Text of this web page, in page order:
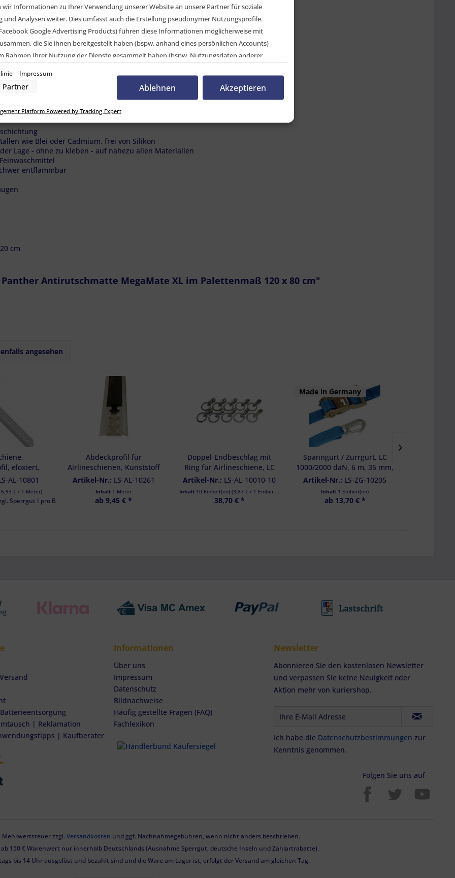
0,81 bis 1,49µ
wie Blei oder Cadmium, frei von Silikon
Lage - ohne zu kleben - auf nahezu allen Materialien
entflammbar
cm
Antirutschmatte MegaMate XL im Palettenmaß 120 x 80 cm"
angesehen
eloxiert,
Länge
m
AL-10801
€ / 1 Meter)
Sperrgut I pro Bestellung
Abdeckprofil für
Airlineschienen, Kunststoff
flexibel, 1 Meter
Artikel-Nr.: LS-AL-10261
Inhalt 1 Meter
ab 9,45 € *
Doppel-Endbeschlag mit
Ring für Airlineschiene, LC
1100 daN, 10er Set
Artikel-Nr.: LS-AL-10010-10
Inhalt 10 Einheit(en) (3,87 € / 1 Einheit(en))
38,70 € *
Made in Germany
Spanngurt / Zurrgurt, LC
1000/2000 daN, 6 m, 35 mm,
2-teilig, Karabinerhaken
Artikel-Nr.: LS-ZG-10205
Inhalt 1 Einheit(en)
ab 13,70 € *
| Reklamation
| Kaufberater
Informationen
Über uns
Impressum
Datenschutz
Bildnachweise
Häufig gestellte Fragen (FAQ)
Fachlexikon
Newsletter
Abonnieren Sie den kostenlosen Newsletter
und verpassen Sie keine Neuigkeit oder
Aktion mehr von kuriershop.
Ich habe die Datenschutzbestimmungen zur
Kenntnis genommen.
Folgen Sie uns auf
Mehrwertsteuer zzgl. Versandkosten und ggf. Nachnahmegebühren, wenn nicht anders beschrieben.
150 € Warenwert nur innerhalb Deutschlands (Ausnahme Sperrgut, deutsche Inseln und Zahlartrabatte).
bis 14 Uhr ausgelöst und bezahlt sind und die Ware am Lager ist, erfolgt der Versand am gleichen Tag.
wir Informationen zu Ihrer Verwendung unserer Website an unsere Partner für soziale
und Analysen weiter. Dies umfasst auch die Erstellung pseudonymer Nutzungsprofile.
Google Advertising Products) führen diese Informationen möglicherweise mit
die Sie ihnen bereitgestellt haben (bspw. anhand eines persönlichen Accounts)
Rahmen Ihrer Nutzung der Dienste gesammelt haben (bspw. Nutzungsdaten anderer
Button links unten klicken und dort die entsprechenden Anpassungen vornehmen.
durch unsere Partner:
Zugriff auf Informationen auf einem Endgerät
für personalisierte Werbung
Profilen zur Auswahl personalisierter Werbung
zur Personalisierung von Inhalten
Profilen zur Auswahl personalisierter Inhalte
von Inhalten
durch Statistiken oder Kombinationen von Daten aus verschiedenen Quellen
der Angebote
Daten zur Auswahl von Inhalten
Impressum
Partner Ablehnen Akzeptieren
Platform Powered by Tracking-Expert